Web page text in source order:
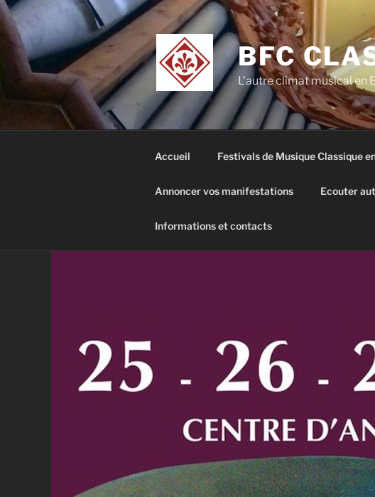
Aller
au
contenu
principal
BFC
L'autre climat musical en
Accueil Festivals de Musique Classique
Annoncer vos manifestations Ecouter
Informations et contacts